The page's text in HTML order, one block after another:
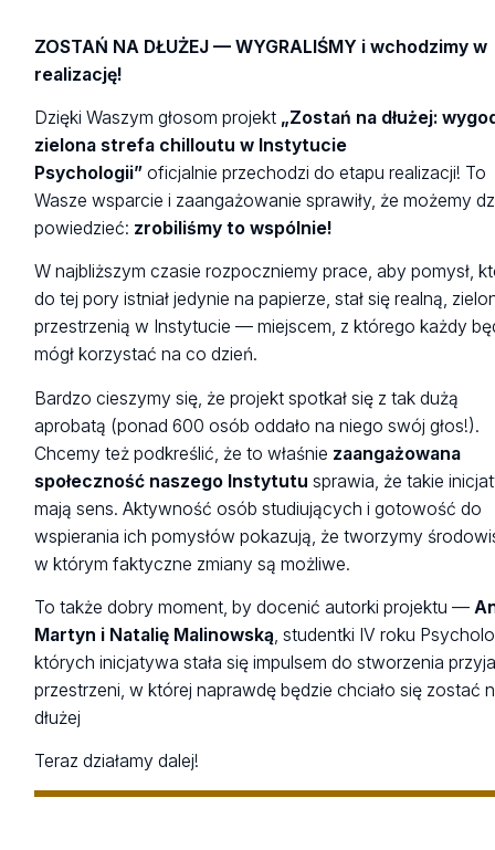
ZOSTAŃ NA DŁUŻEJ — WYGRALIŚMY i wchodzimy w
realizację!
Dzięki Waszym głosom projekt „Zostań na dłużej:
zielona strefa chilloutu w Instytucie
Psychologii” oficjalnie przechodzi do etapu realizacji! To
Wasze wsparcie i zaangażowanie sprawiły, że możemy
powiedzieć: zrobiliśmy to wspólnie!
W najbliższym czasie rozpoczniemy prace, aby pomysł,
do tej pory istniał jedynie na papierze, stał się realną,
przestrzenią w Instytucie — miejscem, z którego każdy
mógł korzystać na co dzień.
Bardzo cieszymy się, że projekt spotkał się z tak dużą
aprobatą (ponad 600 osób oddało na niego swój głos!).
Chcemy też podkreślić, że to właśnie zaangażowana
społeczność naszego Instytutu sprawia, że takie
mają sens. Aktywność osób studiujących i gotowość do
wspierania ich pomysłów pokazują, że tworzymy
w którym faktyczne zmiany są możliwe.
To także dobry moment, by docenić autorki projektu —
Martyn i Natalię Malinowską, studentki IV roku
których inicjatywa stała się impulsem do stworzenia
przestrzeni, w której naprawdę będzie chciało się zostać
dłużej
Teraz działamy dalej!